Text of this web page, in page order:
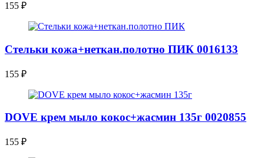
155 ₽
Стельки кожа+неткан.полотно ПИК 0016133
155 ₽
DOVE крем мыло кокос+жасмин 135г 0020855
155 ₽